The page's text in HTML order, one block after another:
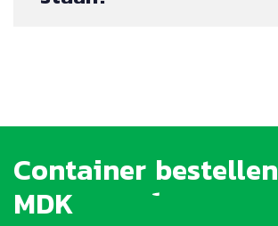
Container bestellen
MDK